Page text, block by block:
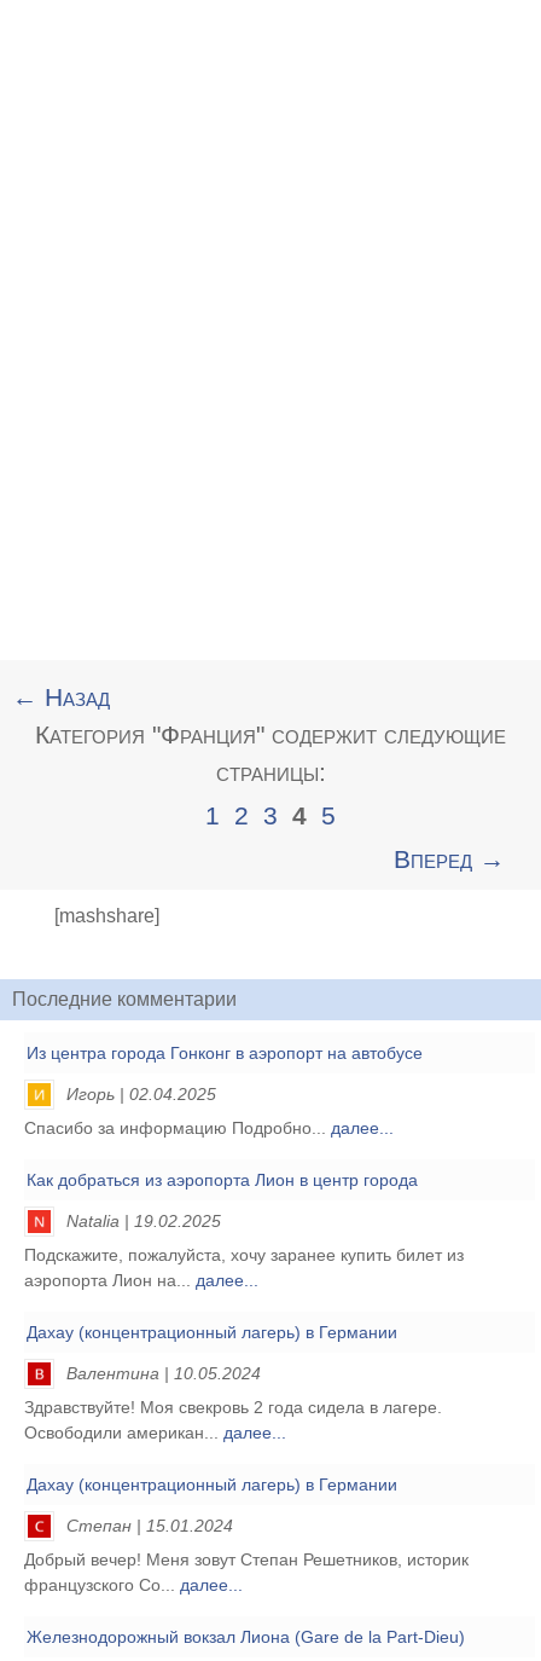
← Назад
Категория "Франция" содержит следующие
страницы:
1
2 3 4 5
Вперед →
[mashshare]
Последние комментарии
Из центра города Гонконг в аэропорт на автобусе
Игорь | 02.04.2025
Спасибо за информацию Подробно... далее...
Как добраться из аэропорта Лион в центр города
Natalia | 19.02.2025
Подскажите, пожалуйста, хочу заранее купить билет из
аэропорта Лион на... далее...
Дахау (концентрационный лагерь) в Германии
Валентина | 10.05.2024
Здравствуйте! Моя свекровь 2 года сидела в лагере.
Освободили американ... далее...
Дахау (концентрационный лагерь) в Германии
Степан | 15.01.2024
Добрый вечер! Меня зовут Степан Решетников, историк
французского Со... далее...
Железнодорожный вокзал Лиона (Gare de la Part-Dieu)